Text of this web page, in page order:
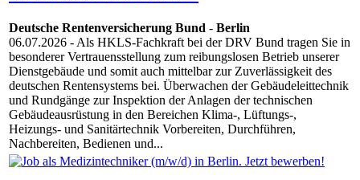
Deutsche Rentenversicherung Bund - Berlin
06.07.2026 - Als HKLS-Fachkraft bei der DRV Bund tragen Sie in
besonderer Vertrauensstellung zum reibungslosen Betrieb unserer
Dienstgebäude und somit auch mittelbar zur Zuverlässigkeit des
deutschen Rentensystems bei. Überwachen der Gebäudeleittechnik
und Rundgänge zur Inspektion der Anlagen der technischen
Gebäudeausrüstung in den Bereichen Klima-, Lüftungs-,
Heizungs- und Sanitärtechnik Vorbereiten, Durchführen,
Nachbereiten, Bedienen und...